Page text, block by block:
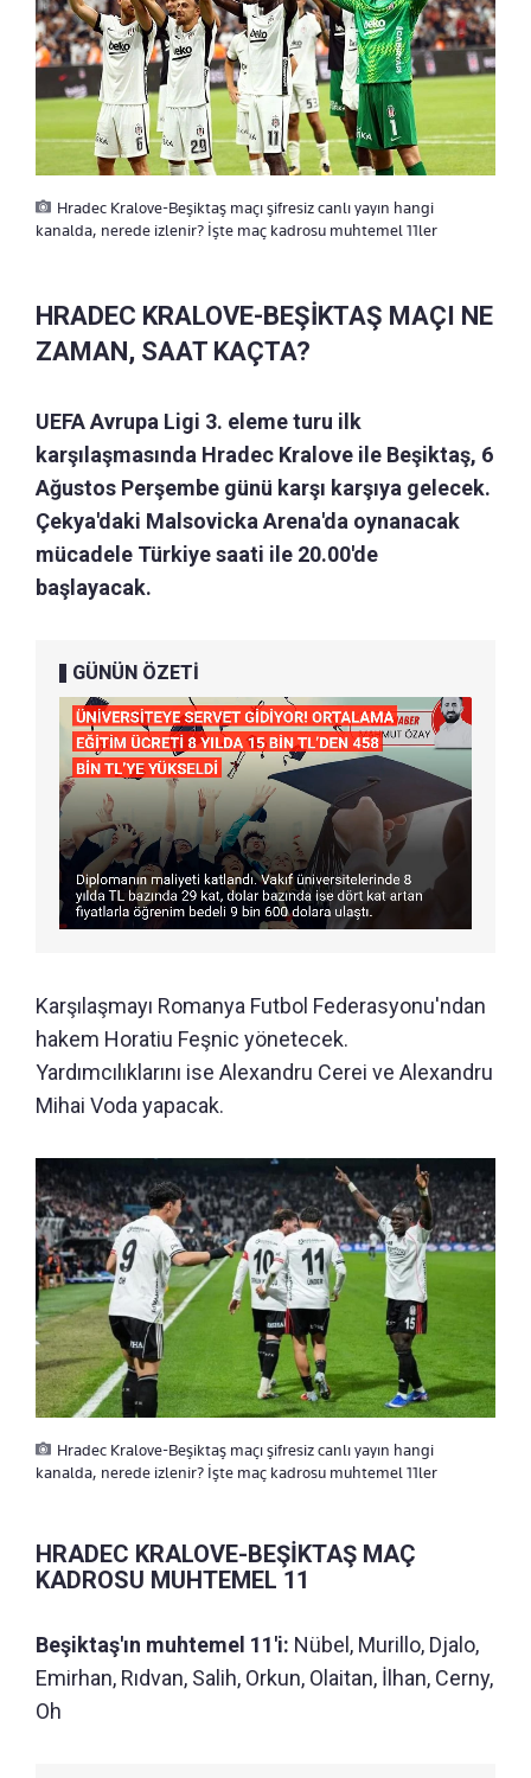
Hradec Kralove-Beşiktaş maçı şifresiz canlı yayın hangi
kanalda, nerede izlenir? İşte maç kadrosu muhtemel 11ler
HRADEC KRALOVE-BEŞİKTAŞ MAÇI NE
ZAMAN, SAAT KAÇTA?
UEFA Avrupa Ligi 3. eleme turu ilk
karşılaşmasında Hradec Kralove ile Beşiktaş, 6
Ağustos Perşembe günü karşı karşıya gelecek.
Çekya'daki Malsovicka Arena'da oynanacak
mücadele Türkiye saati ile 20.00'de
başlayacak.
GÜNÜN ÖZETİ
Karşılaşmayı Romanya Futbol Federasyonu'ndan
hakem Horatiu Feşnic yönetecek.
Yardımcılıklarını ise Alexandru Cerei ve Alexandru
Mihai Voda yapacak.
Hradec Kralove-Beşiktaş maçı şifresiz canlı yayın hangi
kanalda, nerede izlenir? İşte maç kadrosu muhtemel 11ler
HRADEC KRALOVE-BEŞİKTAŞ MAÇ
KADROSU MUHTEMEL 11
Beşiktaş'ın muhtemel 11'i: Nübel, Murillo, Djalo,
Emirhan, Rıdvan, Salih, Orkun, Olaitan, İlhan, Cerny,
Oh